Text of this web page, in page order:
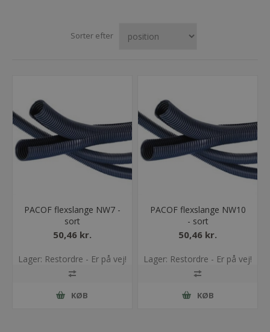
Sorter efter
PACOF flexslange NW7 -
sort
50,46 kr.
Lager: Restordre - Er på vej!
KØB
PACOF flexslange NW10
- sort
50,46 kr.
Lager: Restordre - Er på vej!
KØB